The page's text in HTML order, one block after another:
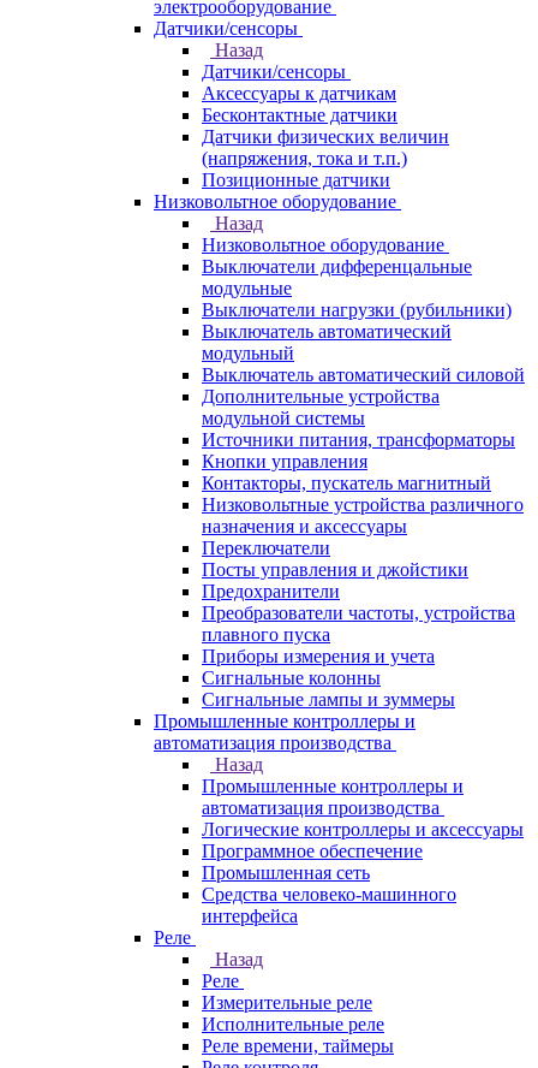
электрооборудование
Датчики/сенсоры
Назад
Датчики/сенсоры
Аксессуары к датчикам
Бесконтактные датчики
Датчики физических величин
(напряжения, тока и т.п.)
Позиционные датчики
Низковольтное оборудование
Назад
Низковольтное оборудование
Выключатели дифференцальные
модульные
Выключатели нагрузки (рубильники)
Выключатель автоматический
модульный
Выключатель автоматический силовой
Дополнительные устройства
модульной системы
Источники питания, трансформаторы
Кнопки управления
Контакторы, пускатель магнитный
Низковольтные устройства различного
назначения и аксессуары
Переключатели
Посты управления и джойстики
Предохранители
Преобразователи частоты, устройства
плавного пуска
Приборы измерения и учета
Сигнальные колонны
Сигнальные лампы и зуммеры
Промышленные контроллеры и
автоматизация производства
Назад
Промышленные контроллеры и
автоматизация производства
Логические контроллеры и аксессуары
Программное обеспечение
Промышленная сеть
Средства человеко-машинного
интерфейса
Реле
Назад
Реле
Измерительные реле
Исполнительные реле
Реле времени, таймеры